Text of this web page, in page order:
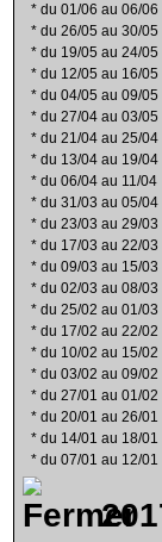
* du 01/06 au 06/06
* du 26/05 au 30/05
* du 19/05 au 24/05
* du 12/05 au 16/05
* du 04/05 au 09/05
* du 27/04 au 03/05
* du 21/04 au 25/04
* du 13/04 au 19/04
* du 06/04 au 11/04
* du 31/03 au 05/04
* du 23/03 au 29/03
* du 17/03 au 22/03
* du 09/03 au 15/03
* du 02/03 au 08/03
* du 25/02 au 01/03
* du 17/02 au 22/02
* du 10/02 au 15/02
* du 03/02 au 09/02
* du 27/01 au 01/02
* du 20/01 au 26/01
* du 14/01 au 18/01
* du 07/01 au 12/01